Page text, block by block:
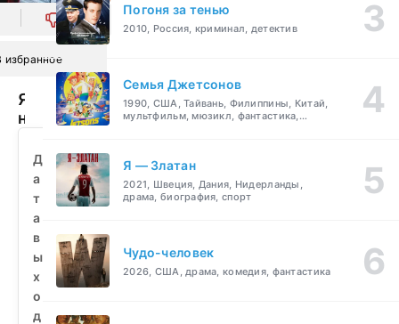
0
избранное
Я
не
быть
твоим
братом
(2019)
смотреть
бесплатно
Д
а
т
а
в
ы
х
о
д
Погоня за тенью
2010, Россия, криминал, детектив
Семья Джетсонов
1990, США, Тайвань, Филиппины, Китай,
мультфильм, мюзикл, фантастика,
Я — Златан
2021, Швеция, Дания, Нидерланды,
драма, биография, спорт
Чудо-человек
2026, США, драма, комедия, фантастика